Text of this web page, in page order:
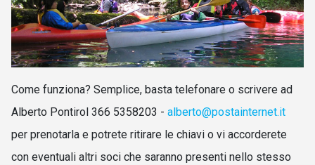
Come funziona? Semplice, basta telefonare o scrivere ad
Alberto Pontirol 366 5358203 - alberto@postainternet.it
per prenotarla e potrete ritirare le chiavi o vi accorderete
con eventuali altri soci che saranno presenti nello stesso